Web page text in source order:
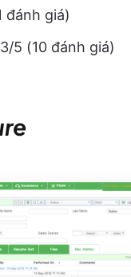
đánh giá)
5 (10 đánh giá)